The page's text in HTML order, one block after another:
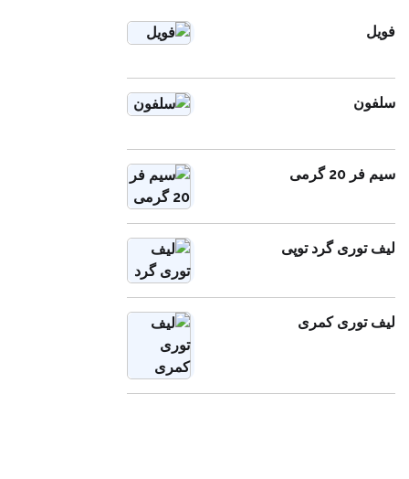
فویل
سلفون
سیم فر 20 گرمی
لیف توری گرد توپی
لیف توری کمری